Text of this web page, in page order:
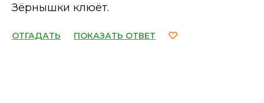
Зёрнышки клюёт.
ОТГАДАТЬ ПОКАЗАТЬ ОТВЕТ